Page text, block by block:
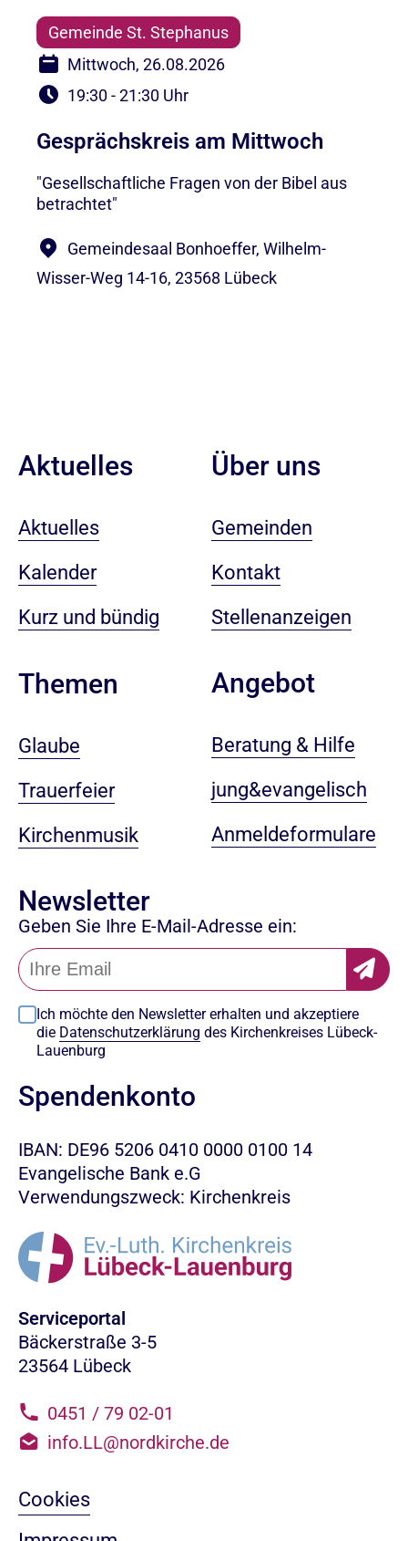
Gemeinde St. Stephanus
Mittwoch, 26.08.2026
19:30 - 21:30 Uhr
Gesprächskreis am Mittwoch
"Gesellschaftliche Fragen von der Bibel aus
betrachtet"
Gemeindesaal Bonhoeffer, Wilhelm-
Wisser-Weg 14-16, 23568 Lübeck
Aktuelles
Aktuelles
Kalender
Kurz und bündig
Themen
Glaube
Trauerfeier
Kirchenmusik
Über uns
Gemeinden
Kontakt
Stellenanzeigen
Angebot
Beratung & Hilfe
jung&evangelisch
Anmeldeformulare
Newsletter
Geben Sie Ihre E-Mail-Adresse ein:
Ich möchte den Newsletter erhalten und akzeptiere
die Datenschutzerklärung des Kirchenkreises Lübeck-
Lauenburg
Spendenkonto
IBAN: DE96 5206 0410 0000 0100 14
Evangelische Bank e.G
Verwendungszweck: Kirchenkreis
Serviceportal
Bäckerstraße 3-5
23564 Lübeck
0451 / 79 02-01
info.LL@nordkirche.de
Cookies